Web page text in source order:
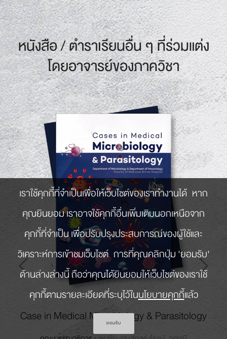
หนังสือ / ตำราเรียนอื่น ๆที่ร่วมแต่ง
โดยอาจารย์ของภาควิชา
Case in Medical Microbiology & Parasitology
Previous Next
เราใช้คุกกี้ที่จำเป็นเพื่อให้เว็บไซต์ของเราทำงานได้ หาก
คุณยินยอม เราอาจใช้คุกกี้อื่นเพิ่มเติมนอกเหนือจาก
คุกกี้ที่จำเป็น เพื่อปรับปรุงประสบการณ์ของผู้ใช้และ
วิเคราะห์การเข้าชมเว็บไซต์ การที่คุณคลิกปุ่ม 'ยอมรับ'
ด้านล่างล่างนี้ ถือว่าคุณได้ยินยอมให้เว็บไซต์ของเราใช้
คุกกี้ตามรายละเอียดที่ระบุไว้ในนโยบายคุกกี้แล้ว
ยอมรับ